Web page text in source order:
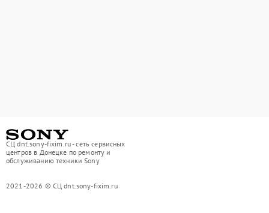
СЦ dnt.sony-fixim.ru - сеть сервисных
центров в Донецке по ремонту и
обслуживанию техники Sony
2021-2026 © СЦ dnt.sony-fixim.ru